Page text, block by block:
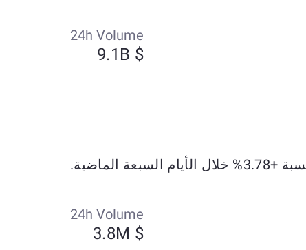
24h Volume
$ 9.1B
24h Volume
$ 3.8M